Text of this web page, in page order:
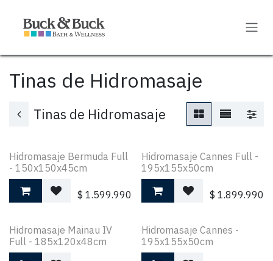
Tinas de Hidromasaje
Tinas de Hidromasaje
Hidromasaje Bermuda Full
- 150x150x45cm
$ 1.599.990
Hidromasaje Cannes Full -
195x155x50cm
$ 1.899.990
Hidromasaje Mainau IV
Full - 185x120x48cm
Hidromasaje Cannes -
195x155x50cm